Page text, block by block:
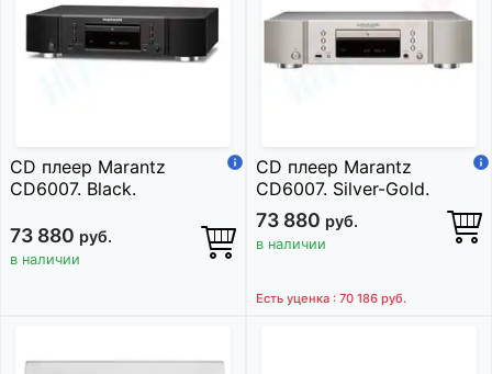
CD плеер Marantz
CD6007. Black.
73 880 руб.
в наличии
CD плеер Marantz
CD6007. Silver-Gold.
73 880 руб.
в наличии
Есть уценка : 70 186 руб.